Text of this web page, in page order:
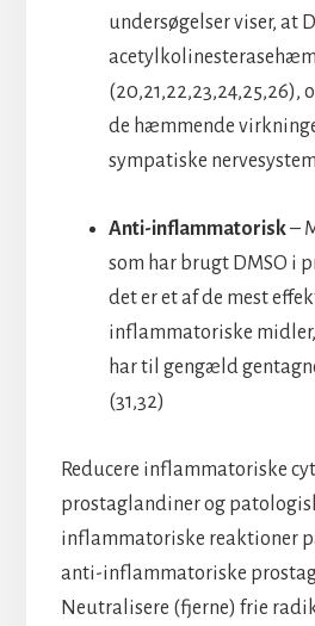
undersøgelser viser, at
(20,21,22,23,24,25,26),
de hæmmende
sympatiske
Anti-inflammatorisk–
som har brugt DMSO i
det er et af de mest
inflammatoriske midler,
har til gengæld
(31,32)
Reducere inflammatoriske
prostaglandiner og
inflammatoriske reaktioner
anti-inflammatoriske
Neutralisere (fjerne) frie